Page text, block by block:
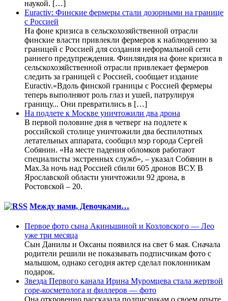
наукой. […]
Euractiv: Финские фермеры стали дозорными на границе
с Россией
На фоне кризиса в сельскохозяйственной отрасли
финские власти привлекли фермеров к наблюдению за
границей с Россией для создания неформальной сети
раннего предупреждения. Финляндия на фоне кризиса в
сельскохозяйственной отрасли привлекает фермеров
следить за границей с Россией, сообщает издание
Euractiv.«Вдоль финской границы с Россией фермеры
теперь выполняют роль глаз и ушей, патрулируя
границу... Они превратились в […]
На подлете к Москве уничтожили два дрона
В первой половине дня в четверг на подлете к
российской столице уничтожили два беспилотных
летательных аппарата, сообщил мэр города Сергей
Собянин. «На месте падения обломков работают
специалисты экстренных служб», – указал Собянин в
Max.За ночь над Россией сбили 605 дронов ВСУ. В
Ярославской области уничтожили 92 дрона, в
Ростовской – 20.
Между нами, Девочками…
Первое фото сына Акиньшиной и Козловского — Лео
уже три месяца
Сын Данилы и Оксаны появился на свет 6 мая. Сначала
родители решили не показывать подписчикам фото с
малышом, однако сегодня актер сделал поклонникам
подарок.
Звезда Первого канала Ирина Муромцева стала жертвой
горе-косметолога и филлеров — фото